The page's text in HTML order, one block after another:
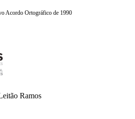
Acordo Ortográfico de 1990
Ramos